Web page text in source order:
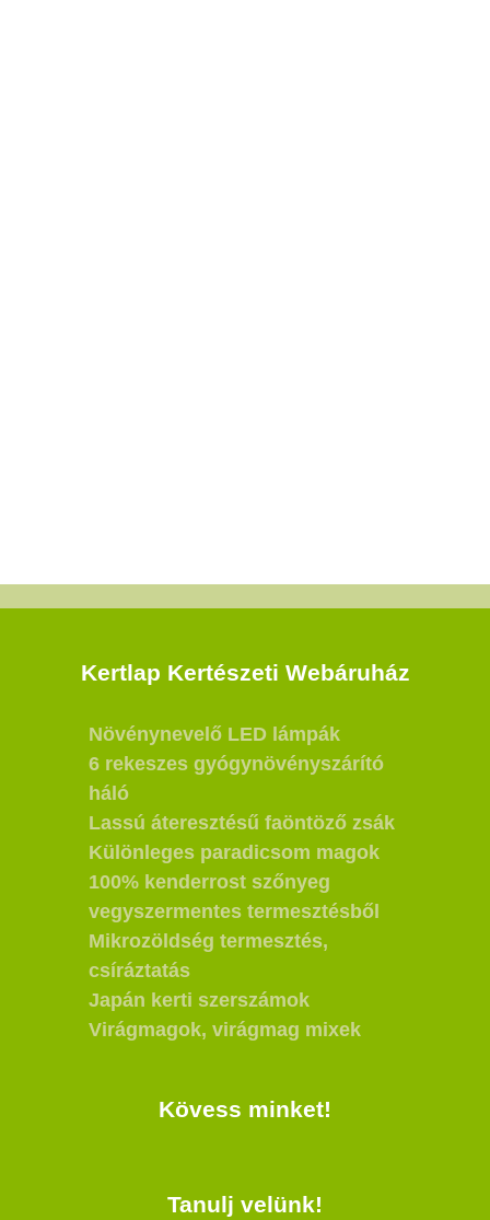
Kertlap Kertészeti Webáruház
Növénynevelő LED lámpák
6 rekeszes gyógynövényszárító
háló
Lassú áteresztésű faöntöző zsák
Különleges paradicsom magok
100% kenderrost szőnyeg
vegyszermentes termesztésből
Mikrozöldség termesztés,
csíráztatás
Japán kerti szerszámok
Virágmagok, virágmag mixek
Kövess minket!
Tanulj velünk!